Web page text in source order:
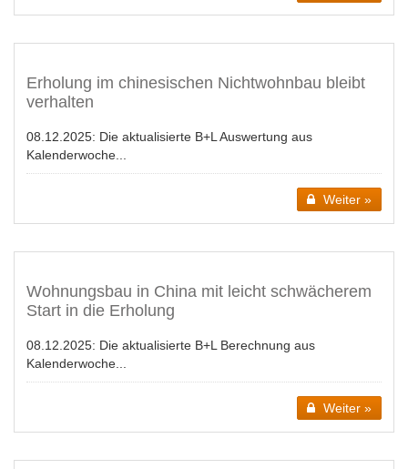
Erholung im chinesischen Nichtwohnbau bleibt
verhalten
08.12.2025: Die aktualisierte B+L Auswertung aus
Kalenderwoche...
Weiter »
Wohnungsbau in China mit leicht schwächerem
Start in die Erholung
08.12.2025: Die aktualisierte B+L Berechnung aus
Kalenderwoche...
Weiter »